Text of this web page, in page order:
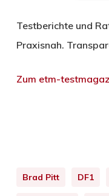
Testberichte und
Praxisnah.
Zum etm-
Brad Pitt DF1